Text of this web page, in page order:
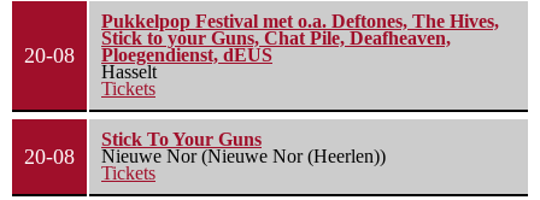
20-08
Pukkelpop Festival met o.a. Deftones, The Hives,
Stick to your Guns, Chat Pile, Deafheaven,
Ploegendienst, dEUS
Hasselt
Tickets
20-08
Stick To Your Guns
Nieuwe Nor (Nieuwe Nor (Heerlen))
Tickets